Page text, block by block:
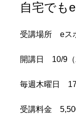
自宅でもe
受講場所 eス
開講日 10/9
毎週木曜日
受講料金 5,5